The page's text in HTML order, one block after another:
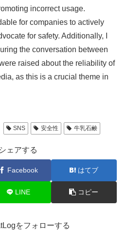
incorrect usage.
for companies to actively
for safety. Additionally, I
the conversation between
raised about the reliability of
as this is a crucial theme in
SNS 安全性 牛乳石鹸
シェアする
Facebook はてブ
LINE コピー
をフォローする